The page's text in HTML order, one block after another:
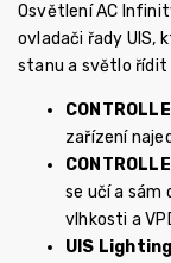
Osvětlení AC
ovladači řady UIS,
stanu a světlo
zařízení
se učí a sám
vlhkosti a
UIS